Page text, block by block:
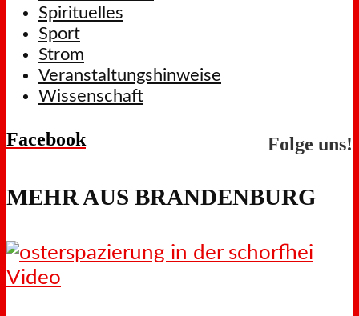
Spirituelles
Sport
Strom
Veranstaltungshinweise
Wissenschaft
Facebook Folge uns!
MEHR AUS BRANDENBURG
Video